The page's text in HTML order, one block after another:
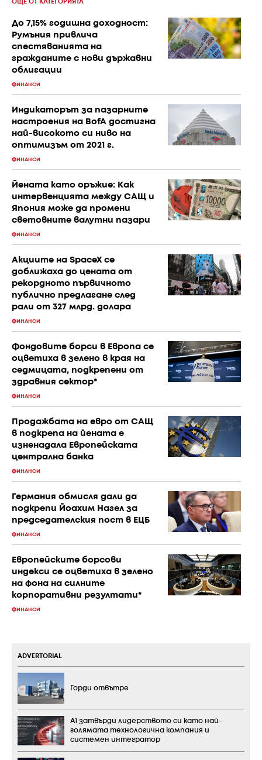
ОЩЕ ОТ КАТЕГОРИЯТА
До 7,15% годишна доходност:
Румъния привлича
спестяванията на
гражданите с нови държавни
облигации
ФИНАНСИ
Индикаторът за пазарните
настроения на BofA достигна
най-високото си ниво на
оптимизъм от 2021 г.
ФИНАНСИ
Йената като оръжие: Как
интервенцията между САЩ и
Япония може да промени
световните валутни пазари
ФИНАНСИ
Акциите на SpaceX се
доближаха до цената от
рекордното първичното
публично предлагане след
рали от 327 млрд. долара
ФИНАНСИ
Фондовите борси в Европа се
оцветиха в зелено в края на
седмицата, подкрепени от
здравния сектор*
ФИНАНСИ
Продажбата на евро от САЩ
в подкрепа на йената е
изненадала Европейската
централна банка
ФИНАНСИ
Германия обмисля дали да
подкрепи Йоахим Нагел за
председателския пост в ЕЦБ
ФИНАНСИ
Европейските борсови
индекси се оцветиха в зелено
на фона на силните
корпоративни резултати*
ФИНАНСИ
ADVERTORIAL
Горди отвътре
А1 затвърди лидерството си като най-
голямата технологична компания и
системен интегратор